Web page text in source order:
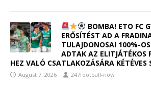
BOMBA! ETO FC
ERŐSÍTÉST AD A
TULAJDONOSAI 100%-
ADTAK AZ ELITJÁTÉKOS
HEZ VALÓ CSATLAKOZÁSÁRA KÉTÉVES
August 7, 2026 247football-now